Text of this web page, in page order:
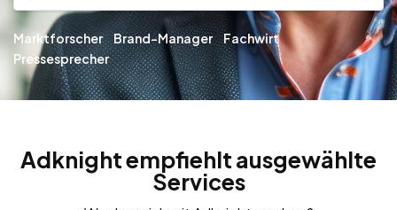
Marktforscher Brand-Manager
Fachwirt
Pressesprecher
Adknight empfiehlt ausgewählte
Services